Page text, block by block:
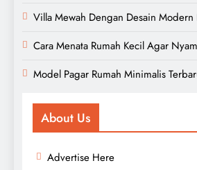
Villa Mewah Dengan Desain Modern
Cara Menata Rumah Kecil Agar
Model Pagar Rumah Minimalis
About Us
Advertise Here